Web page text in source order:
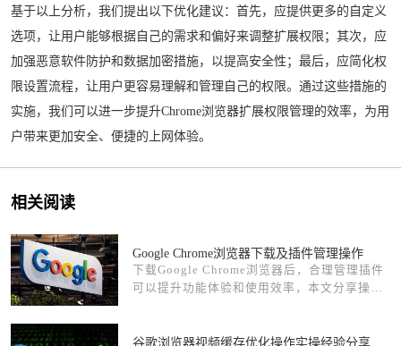
基于以上分析，我们提出以下优化建议：首先，应提供更多的自定义
选项，让用户能够根据自己的需求和偏好来调整扩展权限；其次，应
加强恶意软件防护和数据加密措施，以提高安全性；最后，应简化权
限设置流程，让用户更容易理解和管理自己的权限。通过这些措施的
实施，我们可以进一步提升Chrome浏览器扩展权限管理的效率，为用
户带来更加安全、便捷的上网体验。
相关阅读
Google Chrome浏览器下载及插件管理操作
下载Google Chrome浏览器后，合理管理插件
可以提升功能体验和使用效率，本文分享操作
谷歌浏览器视频缓存优化操作实操经验分享